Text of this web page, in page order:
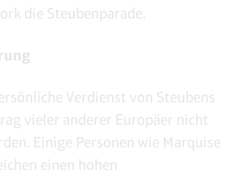
die Steubenparade.
Verdienst von Steubens
vieler anderer Europäer nicht
Einige Personen wie Marquise
einen hohen